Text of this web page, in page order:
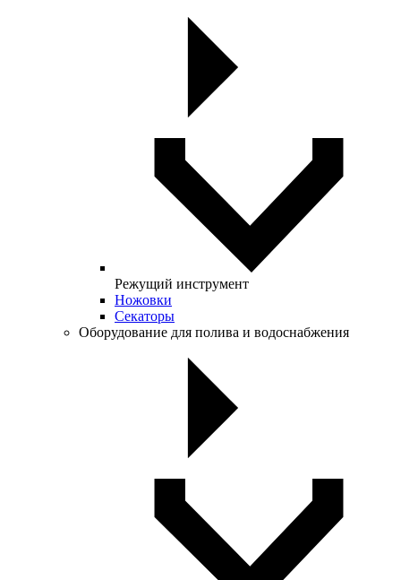
Режущий инструмент
Ножовки
Секаторы
Оборудование для полива и водоснабжения